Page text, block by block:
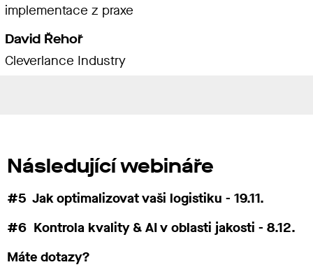
implementace z praxe
David Řehoř
Cleverlance Industry
Následující webináře
#5 Jak optimalizovat vaši logistiku - 19.11.
#6 Kontrola kvality & AI v oblasti jakosti - 8.12.
Máte dotazy?